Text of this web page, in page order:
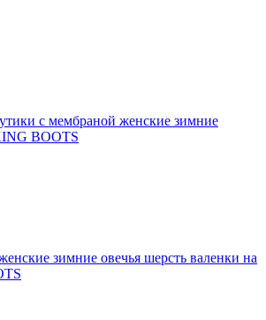
c мембраной женские зимние
BOOTS
зимние овечья шерсть валенки на